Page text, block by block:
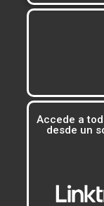
Accede a
desde un